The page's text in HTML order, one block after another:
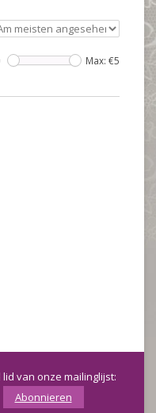
Max: €5
van onze mailinglijst:
Abonnieren